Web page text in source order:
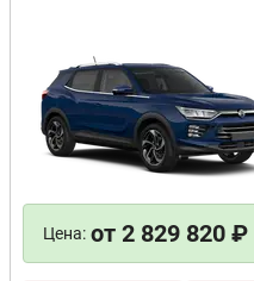
Цена: от 2 829 820 ₽